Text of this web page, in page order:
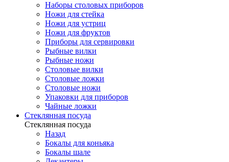
Наборы столовых приборов
Ножи для стейка
Ножи для устриц
Ножи для фруктов
Приборы для сервировки
Рыбные вилки
Рыбные ножи
Столовые вилки
Столовые ложки
Столовые ножи
Упаковки для приборов
Чайные ложки
Стеклянная посуда
Стеклянная посуда
Назад
Бокалы для коньяка
Бокалы шале